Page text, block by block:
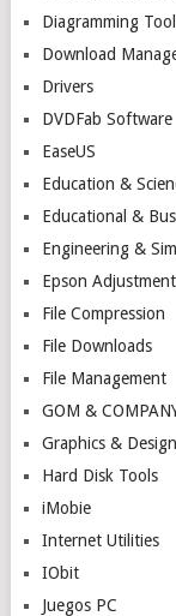
Diagramming Tool
Download
Drivers
DVDFab Software
EaseUS
Education &
Educational &
Engineering &
Epson
File Compression
File Downloads
File Management
GOM &
Graphics & Design
Hard Disk Tools
iMobie
Internet Utilities
IObit
Juegos PC